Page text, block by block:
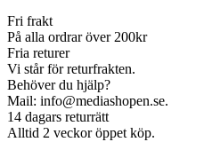
Fri frakt
På alla ordrar över 200kr
Fria returer
Vi står för returfrakten.
Behöver du hjälp?
Mail: info@mediashopen.se.
14 dagars returrätt
Alltid 2 veckor öppet köp.